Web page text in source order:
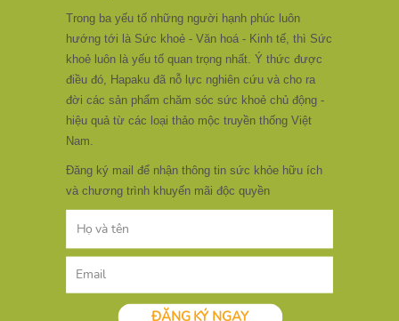
Trong ba yếu tố những người hạnh phúc luôn
hướng tới là Sức khoẻ - Văn hoá - Kinh tế, thì Sức
khoẻ luôn là yếu tố quan trọng nhất. Ý thức được
điều đó, Hapaku đã nỗ lực nghiên cứu và cho ra
đời các sản phẩm chăm sóc sức khoẻ chủ động -
hiệu quả từ các loại thảo mộc truyền thống Việt
Nam.
Đăng ký mail để nhận thông tin sức khỏe hữu ích
và chương trình khuyến mãi độc quyền